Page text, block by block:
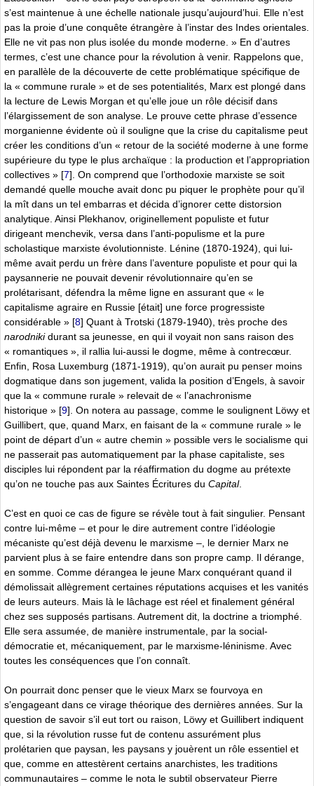
s’est maintenue à une échelle nationale jusqu’aujourd’hui. Elle n’est
pas la proie d’une conquête étrangère à l’instar des Indes orientales.
Elle ne vit pas non plus isolée du monde moderne. » En d’autres
termes, c’est une chance pour la révolution à venir. Rappelons que,
en parallèle de la découverte de cette problématique spécifique de
la « commune rurale » et de ses potentialités, Marx est plongé dans
la lecture de Lewis Morgan et qu’elle joue un rôle décisif dans
l’élargissement de son analyse. Le prouve cette phrase d’essence
morganienne évidente où il souligne que la crise du capitalisme peut
créer les conditions d’un « retour de la société moderne à une forme
supérieure du type le plus archaïque : la production et l’appropriation
collectives » [7] . On comprend que l’orthodoxie marxiste se soit
demandé quelle mouche avait donc pu piquer le prophète pour qu’il
la mît dans un tel embarras et décida d’ignorer cette distorsion
analytique. Ainsi Plekhanov, originellement populiste et futur
dirigeant menchevik, versa dans l’anti-populisme et la pure
scholastique marxiste évolutionniste. Lénine (1870-1924), qui lui-
même avait perdu un frère dans l’aventure populiste et pour qui la
paysannerie ne pouvait devenir révolutionnaire qu’en se
prolétarisant, défendra la même ligne en assurant que « le
capitalisme agraire en Russie [était] une force progressiste
considérable » [8] Quant à Trotski (1879-1940), très proche des
narodnikidurant sa jeunesse, en qui il voyait non sans raison des
« romantiques », il rallia lui-aussi le dogme, même à contrecœur.
Enfin, Rosa Luxemburg (1871-1919), qu’on aurait pu penser moins
dogmatique dans son jugement, valida la position d’Engels, à savoir
que la « commune rurale » relevait de « l’anachronisme
historique » [9] . On notera au passage, comme le soulignent Löwy et
Guillibert, que, quand Marx, en faisant de la « commune rurale » le
point de départ d’un « autre chemin » possible vers le socialisme qui
ne passerait pas automatiquement par la phase capitaliste, ses
disciples lui répondent par la réaffirmation du dogme au prétexte
qu’on ne touche pas aux Saintes Écritures du Capital.
C’est en quoi ce cas de figure se révèle tout à fait singulier. Pensant
contre lui-même – et pour le dire autrement contre l’idéologie
mécaniste qu’est déjà devenu le marxisme –, le dernier Marx ne
parvient plus à se faire entendre dans son propre camp. Il dérange,
en somme. Comme dérangea le jeune Marx conquérant quand il
démolissait allègrement certaines réputations acquises et les vanités
de leurs auteurs. Mais là le lâchage est réel et finalement général
chez ses supposés partisans. Autrement dit, la doctrine a triomphé.
Elle sera assumée, de manière instrumentale, par la social-
démocratie et, mécaniquement, par le marxisme-léninisme. Avec
toutes les conséquences que l’on connaît.
On pourrait donc penser que le vieux Marx se fourvoya en
s’engageant dans ce virage théorique des dernières années. Sur la
question de savoir s’il eut tort ou raison, Löwy et Guillibert indiquent
que, si la révolution russe fut de contenu assurément plus
prolétarien que paysan, les paysans y jouèrent un rôle essentiel et
que, comme en attestèrent certains anarchistes, les traditions
communautaires – comme le nota le subtil observateur Pierre